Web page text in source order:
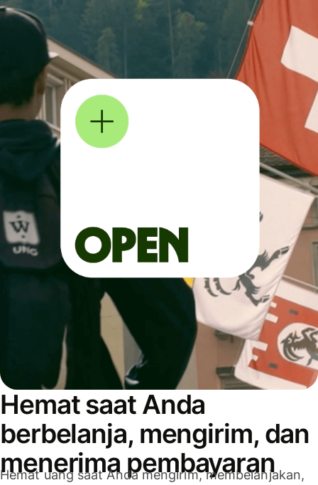
Hemat saat Anda
berbelanja, mengirim, dan
menerima pembayaran
Hemat uang saat Anda mengirim, membelanjakan,